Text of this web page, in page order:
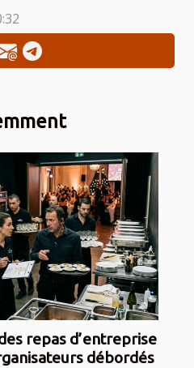
repas d’entreprise
débordés